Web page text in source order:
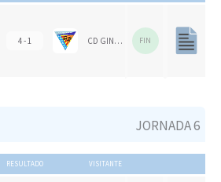
4 - 1 CD GINER DE LOS RÍOS FIN
JORNADA 6
RESULTADO VISITANTE